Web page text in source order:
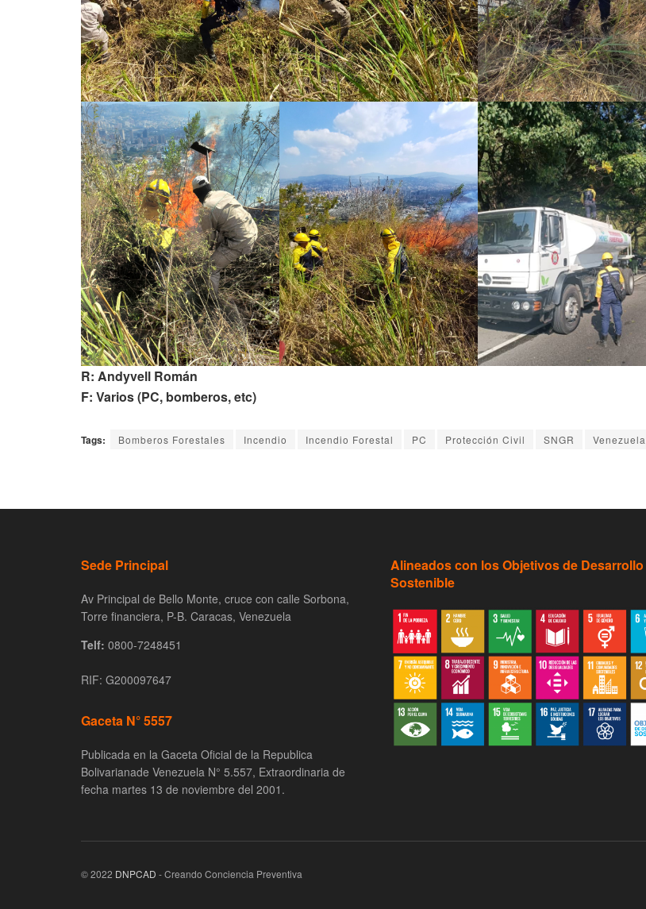
R: Andyvell Román
F: Varios (PC, bomberos, etc)
Tags: Bomberos Forestales Incendio Incendio Forestal PC Protección Civil SNGR Venezuela
Sede Principal
Av Principal de Bello Monte, cruce con calle Sorbona,
Torre financiera, P-B. Caracas, Venezuela
Telf: 0800-7248451
RIF: G200097647
Gaceta N° 5557
Publicada en la Gaceta Oficial de la Republica
Bolivarianade Venezuela N° 5.557, Extraordinaria de
fecha martes 13 de noviembre del 2001.
Alineados con los Objetivos de Desarrollo
Sostenible
© 2022 DNPCAD - Creando Conciencia Preventiva